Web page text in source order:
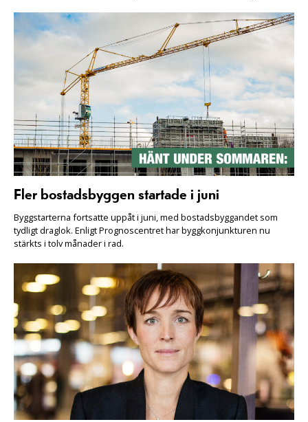
Fler bostadsbyggen startade i juni
Byggstarterna fortsatte uppåt i juni, med bostadsbyggandet som
tydligt draglok. Enligt Prognoscentret har byggkonjunkturen nu
stärkts i tolv månader i rad.